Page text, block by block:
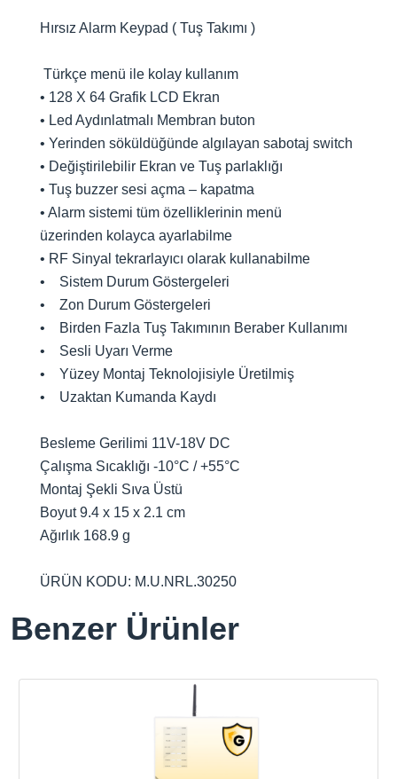
Hırsız Alarm Keypad ( Tuş Takımı )
Türkçe menü ile kolay kullanım
• 128 X 64 Grafik LCD Ekran
• Led Aydınlatmalı Membran buton
• Yerinden söküldüğünde algılayan sabotaj switch
• Değiştirilebilir Ekran ve Tuş parlaklığı
• Tuş buzzer sesi açma – kapatma
• Alarm sistemi tüm özelliklerinin menü
üzerinden kolayca ayarlabilme
• RF Sinyal tekrarlayıcı olarak kullanabilme
• Sistem Durum Göstergeleri
• Zon Durum Göstergeleri
• Birden Fazla Tuş Takımının Beraber Kullanımı
• Sesli Uyarı Verme
• Yüzey Montaj Teknolojisiyle Üretilmiş
• Uzaktan Kumanda Kaydı
Besleme Gerilimi 11V-18V DC
Çalışma Sıcaklığı -10°C / +55°C
Montaj Şekli Sıva Üstü
Boyut 9.4 x 15 x 2.1 cm
Ağırlık 168.9 g
ÜRÜN KODU: M.U.NRL.30250
Benzer Ürünler